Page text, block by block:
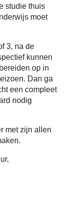
studie thuis
moet
3, na de
kunnen
op in
Dan ga
een compleet
nodig
met zijn allen